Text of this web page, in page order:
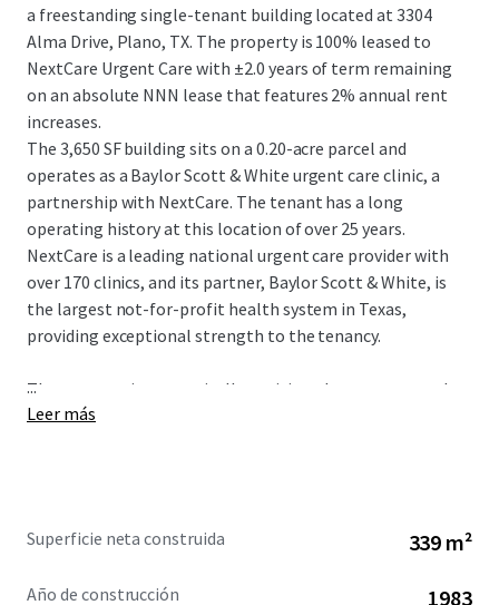
a freestanding single-tenant building located at 3304
Alma Drive, Plano, TX. The property is 100% leased to
NextCare Urgent Care with ±2.0 years of term remaining
on an absolute NNN lease that features 2% annual rent
increases.
The 3,650 SF building sits on a 0.20-acre parcel and
operates as a Baylor Scott & White urgent care clinic, a
partnership with NextCare. The tenant has a long
operating history at this location of over 25 years.
NextCare is a leading national urgent care provider with
over 170 clinics, and its partner, Baylor Scott & White, is
the largest not-for-profit health system in Texas,
providing exceptional strength to the tenancy.
The property is strategically positioned as an outparcel to
a shopping center at the intersection of W Parker Road
population of over 326,939 residents and an impressive
...
Leer más
Superficie neta construida 339 m²
Año de construcción 1983